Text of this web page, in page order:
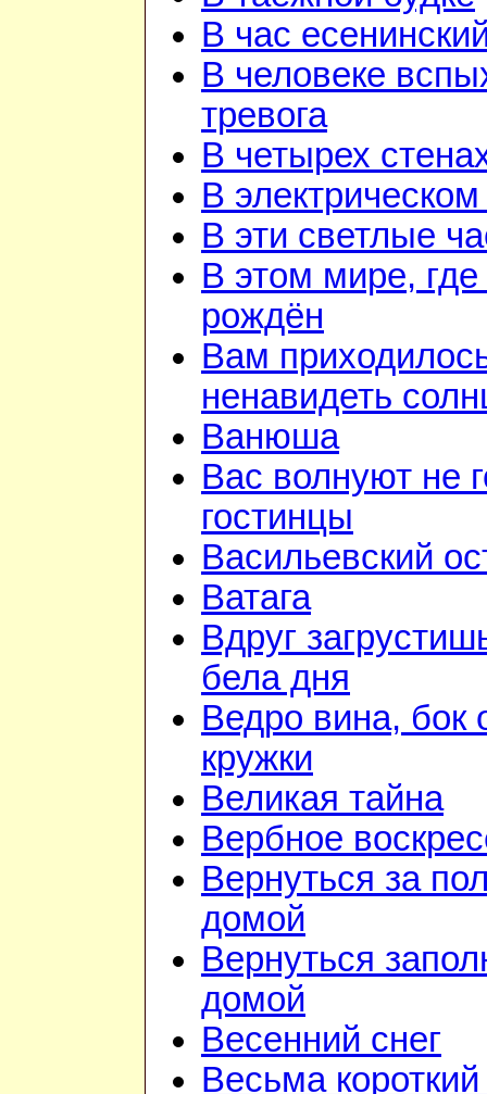
В час
В человеке
тревога
В четырех
В
В эти светлые
В этом мире,
рождён
Вам
ненавидеть
Ванюша
Вас волнуют не
гостинцы
Васильевский
Ватага
Вдруг
бела дня
Ведро вина, бок
кружки
Великая тайна
Вербное
Вернуться за
домой
Вернуться
домой
Весенний снег
Весьма